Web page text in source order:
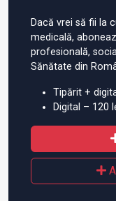
Dacă vrei să fii la
medicală,
profesională,
Sănătate din
Tipărit +
Digital – 120